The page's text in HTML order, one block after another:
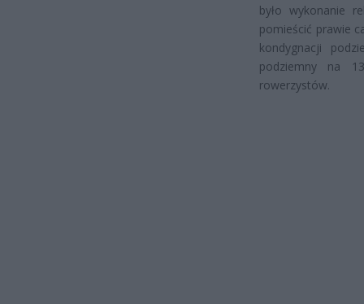
było wykonanie
pomieścić prawie
kondygnacji
podziemny na
rowerzystów.